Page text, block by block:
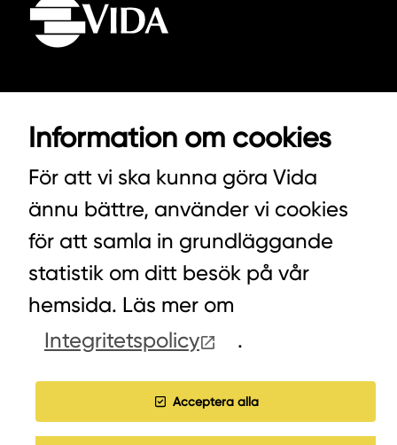
BOX 100
342 21 ALVESTA
VÄXEL HUVUDKONTORET: 0472-439 00
VÄXEL PELLETS/STALLSTRÖ: 0393-216 50
HITTA INKÖPARE
JOBBA HOS OSS
Information om cookies
För att vi ska kunna göra Vida
ännu bättre, använder vi cookies
för att samla in grundläggande
statistik om ditt besök på vår
hemsida. Läs mer om
Integritetspolicy
.
Acceptera alla